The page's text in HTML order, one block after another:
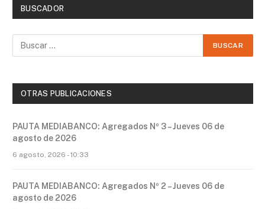
BUSCADOR
OTRAS PUBLICACIONES
PAUTA MEDIABANCO: Agregados Nº 3 – Jueves 06 de
agosto de 2026
6 agosto, 2026 - 10:33
PAUTA MEDIABANCO: Agregados Nº 2 – Jueves 06 de
agosto de 2026